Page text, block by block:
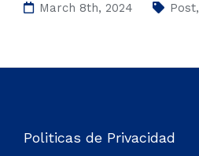
March 8th, 2024 Post,
Politicas de Privacidad